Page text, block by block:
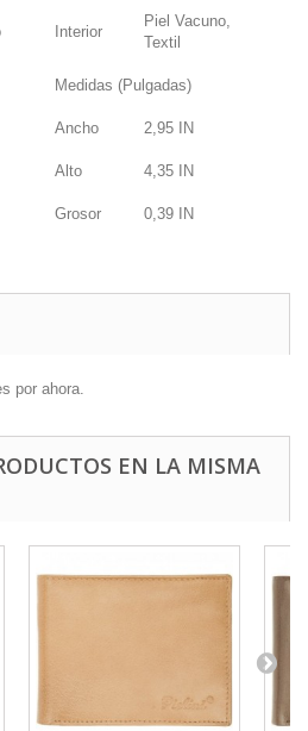
Interior
Piel Vacuno,
Textil
Medidas (Pulgadas)
Ancho 2,95 IN
Alto 4,35 IN
Grosor 0,39 IN
por ahora.
EN LA MISMA